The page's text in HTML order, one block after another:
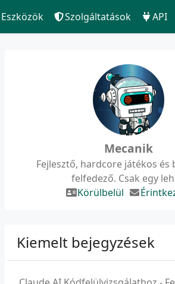
Eszközök Szolgáltatások API
Mecanik
Fejlesztő, hardcore játékos és
felfedező. Csak egy
Körülbelül
Kiemelt bejegyzések